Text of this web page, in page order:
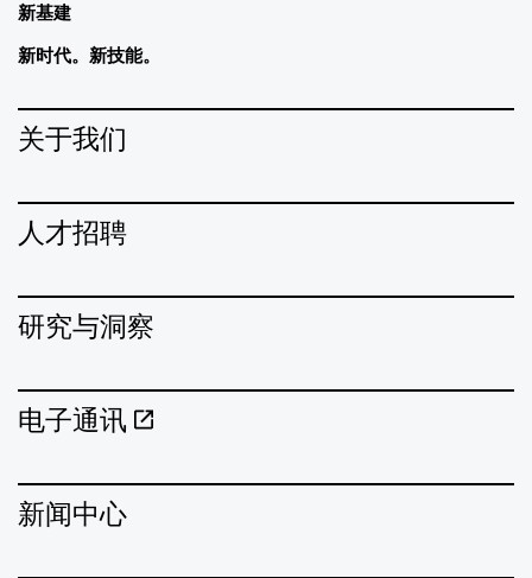
新基建
新时代。新技能。
关于我们
人才招聘
研究与洞察
电子通讯
新闻中心